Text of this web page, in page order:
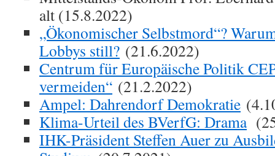
alt (15.8.2022)
„Ökonomischer Selbstmord“?
Lobbys still? (21.6.2022)
Centrum für Europäische Politik
vermeiden“ (21.2.2022)
Ampel: Dahrendorf Demokratie
Klima-Urteil des BVerfG: Drama
IHK-Präsident Steffen Auer zu